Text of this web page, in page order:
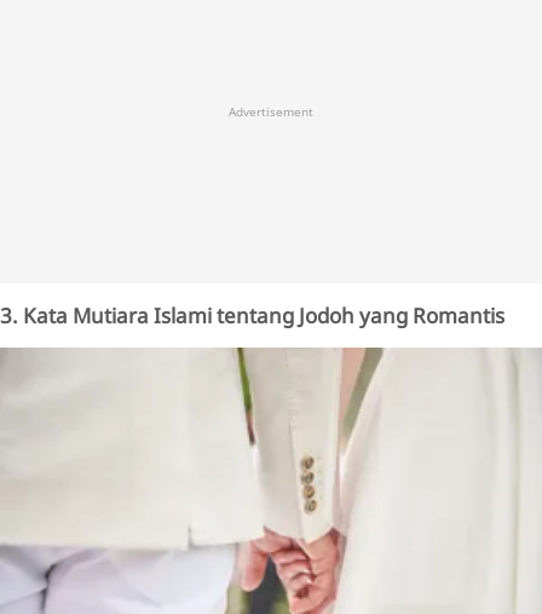
Advertisement
3. Kata Mutiara Islami tentang Jodoh yang Romantis